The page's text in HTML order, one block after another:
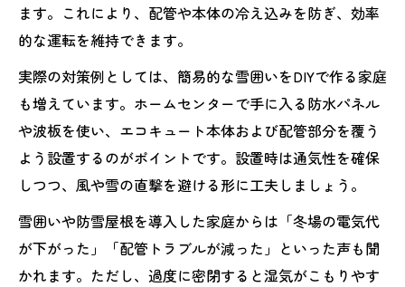
ます。これにより、配管や本体の冷え込みを防ぎ、効率
的な運転を維持できます。
実際の対策例としては、簡易的な雪囲いをDIYで作る家庭
も増えています。ホームセンターで手に入る防水パネル
や波板を使い、エコキュート本体および配管部分を覆う
よう設置するのがポイントです。設置時は通気性を確保
しつつ、風や雪の直撃を避ける形に工夫しましょう。
雪囲いや防雪屋根を導入した家庭からは「冬場の電気代
が下がった」「配管トラブルが減った」といった声も聞
かれます。ただし、過度に密閉すると湿気がこもりやす